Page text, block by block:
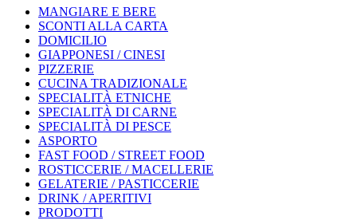
MANGIARE E BERE
SCONTI ALLA CARTA
DOMICILIO
GIAPPONESI / CINESI
PIZZERIE
CUCINA TRADIZIONALE
SPECIALITÀ ETNICHE
SPECIALITÀ DI CARNE
SPECIALITÀ DI PESCE
ASPORTO
FAST FOOD / STREET FOOD
ROSTICCERIE / MACELLERIE
GELATERIE / PASTICCERIE
DRINK / APERITIVI
PRODOTTI